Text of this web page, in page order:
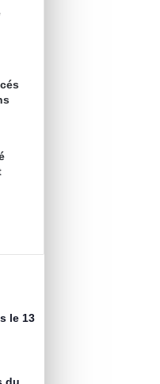
le 13